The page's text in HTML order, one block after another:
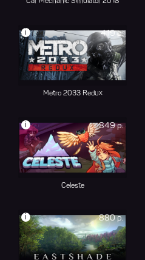
419 р.
i
Metro 2033 Redux
849 р.
i
Celeste
880 р.
i